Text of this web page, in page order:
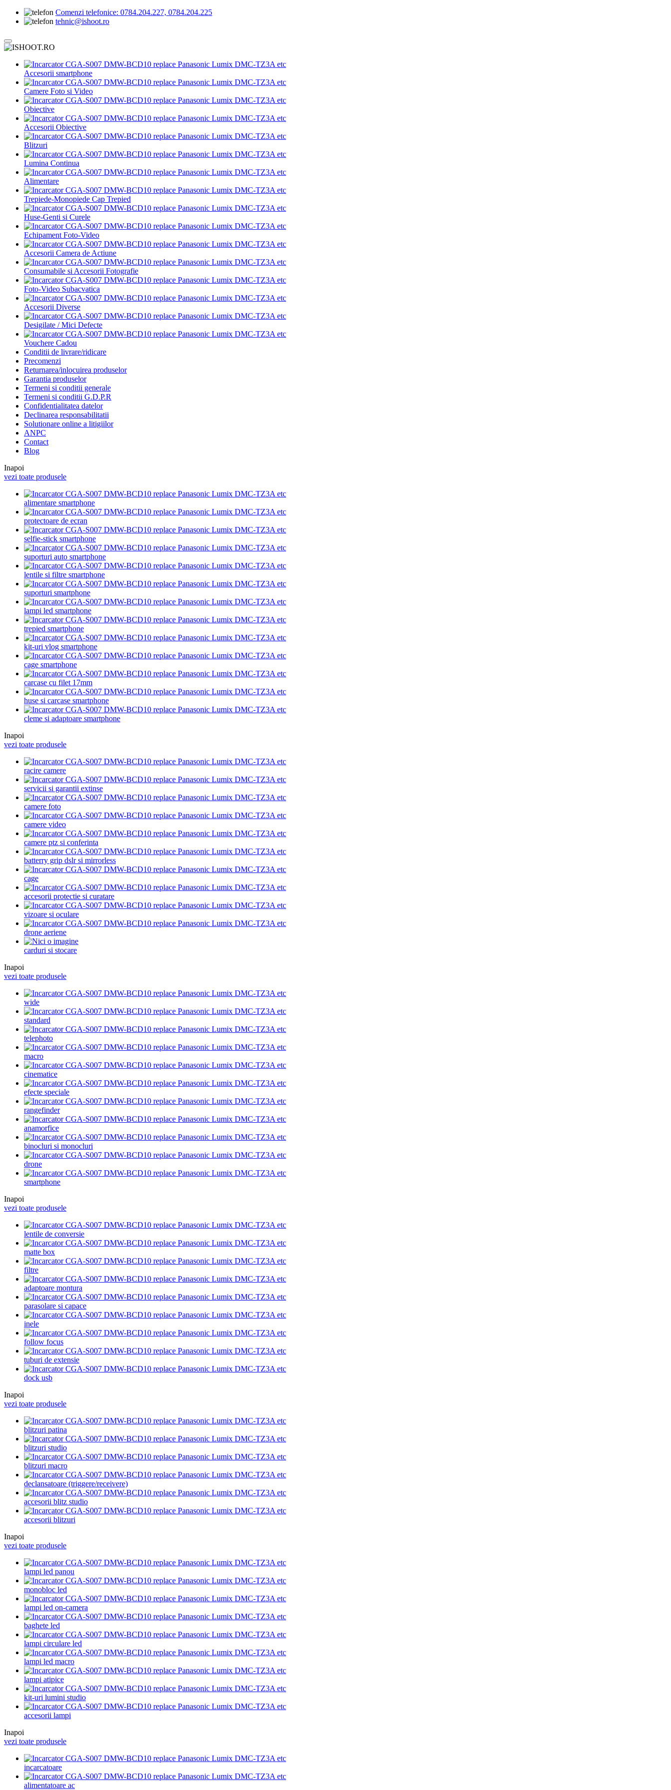
Comenzi telefonice: 0784.204.227, 0784.204.225
tehnic@ishoot.ro
Accesorii smartphone
Camere Foto si Video
Obiective
Accesorii Obiective
Blitzuri
Lumina Continua
Alimentare
Trepiede-Monopiede Cap Trepied
Huse-Genti si Curele
Echipament Foto-Video
Accesorii Camera de Actiune
Consumabile si Accesorii Fotografie
Foto-Video Subacvatica
Accesorii Diverse
Desigilate / Mici Defecte
Vouchere Cadou
Conditii de livrare/ridicare
Precomenzi
Returnarea/inlocuirea produselor
Garantia produselor
Termeni si conditii generale
Termeni si conditii G.D.P.R
Confidentialitatea datelor
Declinarea responsabilitatii
Solutionare online a litigiilor
ANPC
Contact
Blog
Inapoi
vezi toate produsele
alimentare smartphone
protectoare de ecran
selfie-stick smartphone
suporturi auto smartphone
lentile si filtre smartphone
suporturi smartphone
lampi led smartphone
trepied smartphone
kit-uri vlog smartphone
cage smartphone
carcase cu filet 17mm
huse si carcase smartphone
cleme si adaptoare smartphone
Inapoi
vezi toate produsele
racire camere
servicii si garantii extinse
camere foto
camere video
camere ptz si conferinta
batterry grip dslr si mirrorless
cage
accesorii protectie si curatare
vizoare si oculare
drone aeriene
carduri si stocare
Inapoi
vezi toate produsele
wide
standard
telephoto
macro
cinematice
efecte speciale
rangefinder
anamorfice
binocluri si monocluri
drone
smartphone
Inapoi
vezi toate produsele
lentile de conversie
matte box
filtre
adaptoare montura
parasolare si capace
inele
follow focus
tuburi de extensie
dock usb
Inapoi
vezi toate produsele
blitzuri patina
blitzuri studio
blitzuri macro
declansatoare (triggere/receivere)
accesorii blitz studio
accesorii blitzuri
Inapoi
vezi toate produsele
lampi led panou
monobloc led
lampi led on-camera
baghete led
lampi circulare led
lampi led macro
lampi atipice
kit-uri lumini studio
accesorii lampi
Inapoi
vezi toate produsele
incarcatoare
alimentatoare ac